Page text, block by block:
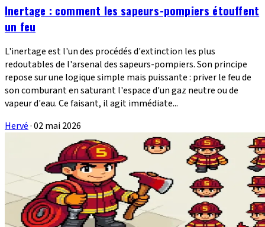
Inertage : comment les sapeurs-pompiers étouffent
un feu
L'inertage est l'un des procédés d'extinction les plus
redoutables de l'arsenal des sapeurs-pompiers. Son principe
repose sur une logique simple mais puissante : priver le feu de
son comburant en saturant l'espace d'un gaz neutre ou de
vapeur d'eau. Ce faisant, il agit immédiate...
Hervé·02 mai 2026